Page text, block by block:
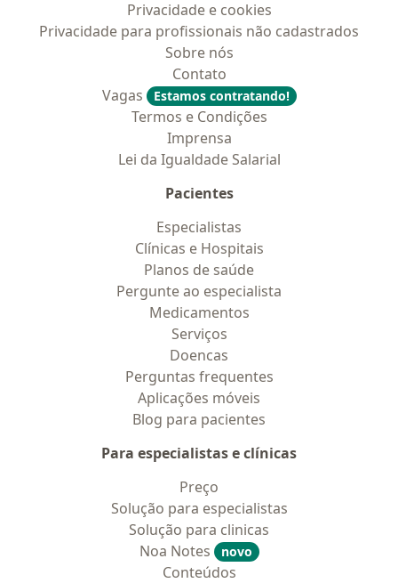
Privacidade e cookies
Privacidade para profissionais não cadastrados
Sobre nós
Contato
Vagas
Estamos contratando!
Termos e Condições
Imprensa
Lei da Igualdade Salarial
Pacientes
Especialistas
Clínicas e Hospitais
Planos de saúde
Pergunte ao especialista
Medicamentos
Serviços
Doencas
Perguntas frequentes
Aplicações móveis
Blog para pacientes
Para especialistas e clínicas
Preço
Solução para especialistas
Solução para clinicas
Noa Notes
novo
Conteúdos